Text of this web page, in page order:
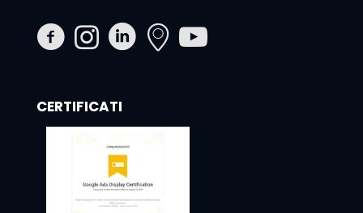
CERTIFICATI